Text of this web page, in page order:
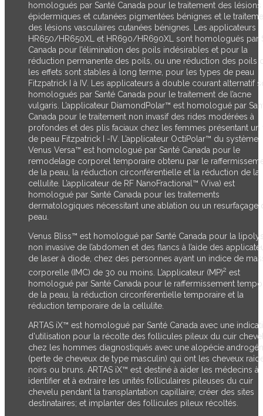
homologués par Santé Canada pour le traitement des lésions
épidermiques et cutanées pigmentées bénignes et le
des lésions vasculaires cutanées bénignes. Les applicateurs
HR650/HR650XL et HR690/HR690XL sont homologués par
Canada pour l’élimination des poils indésirables et pour la
réduction permanente des poils, ou une réduction des poils
les effets sont stables à long terme, pour les types de peau
Fitzpatrick I à IV. Les applicateurs à double courant alternatif
homologués par Santé Canada pour le traitement de l’acne
vulgaris. L’applicateur DiamondPolar™ est homologué par
Canada pour le traitement non invasif des rides modérées à
profondes et des plis faciaux chez les femmes présentant un
de peau Fitzpatrick I -IV. L’applicateur OctiPolar™ du système
Venus Versa™ est homologué par Santé Canada pour le
remodelage corporel temporaire obtenu par le
de la peau, la réduction circonférentielle et la réduction de la
cellulite. L’applicateur de RF NanoFractional™ (Viva) est
homologué par Santé Canada pour les traitements
dermatologiques nécessitant une ablation ou un resurfaçage
peau.
Venus Bliss™ est homologué par Santé Canada pour la
non invasive de l’abdomen et des flancs à l’aide des
de laser à diode, chez des personnes ayant un indice de
corporelle (IMC) de 30 ou moins. L’applicateur (MP)2 est
homologué par Santé Canada pour le raffermissement
de la peau, la réduction circonférentielle temporaire et la
réduction temporaire de la cellulite.
ARTAS iX™ est homologué par Santé Canada avec une
d'utilisation pour la récolte des follicules pileux du cuir
chez les hommes diagnostiqués avec une alopécie
(perte de cheveux de type masculin) qui ont les cheveux
noirs ou bruns. ARTAS iX™ est destiné à aider les médecins à
identifier et à extraire les unités folliculaires pileuses du cuir
chevelu pendant la transplantation capillaire; créer des sites
destinataires; et implanter des follicules pileux récoltés.